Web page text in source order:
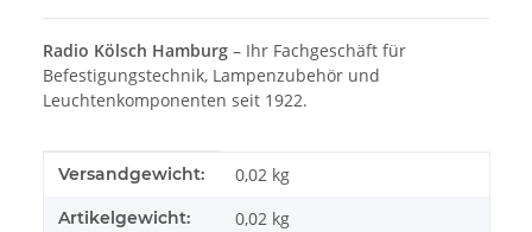
Radio Kölsch Hamburg – Ihr Fachgeschäft für
Befestigungstechnik, Lampenzubehör und
Leuchtenkomponenten seit 1922.
Produkteigenschaft
Wert
Versandgewicht: 0,02 kg
Artikelgewicht: 0,02 kg